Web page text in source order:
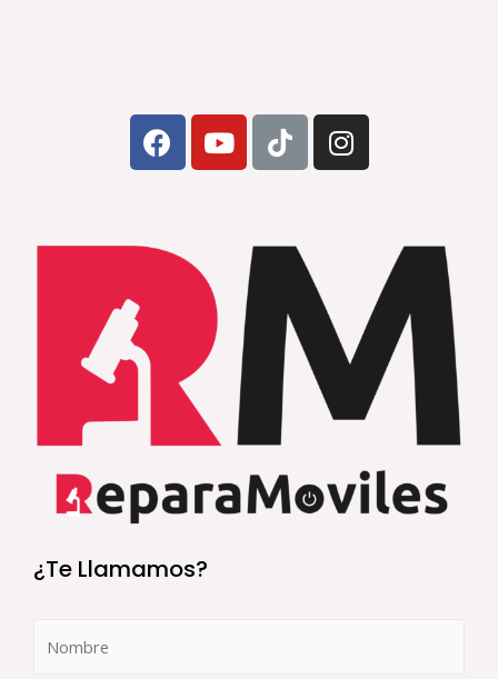
¿Te Llamamos?